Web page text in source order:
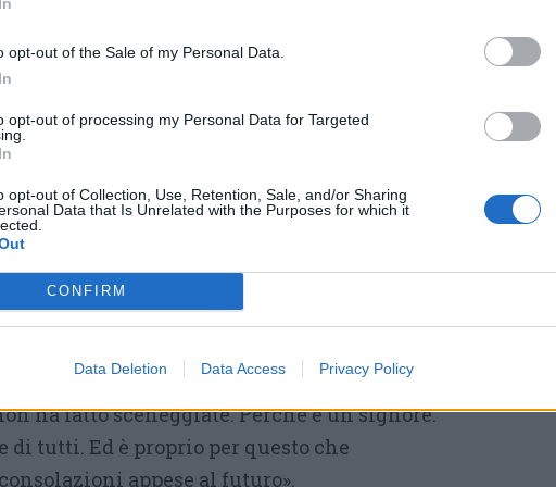
opt-out of the Sale of my Personal Data.
opt-out of processing my Personal Data for Targeted
opt-out of Collection, Use, Retention, Sale, and/or Sharing
Data that Is Unrelated with the Purposes for which it
CONFIRM
Data Deletion Data Access Privacy Policy
disturba qualche equilibrio? E
come liste civiche, fresche,
come nella più consumata spartizione
in discussione chi ha vinto. Il punto è un
solo un simbolo, una coalizione, una
Ha indicato anche una persona
del territorio. E quella persona, lo sanno
giorni l’hanno incontrata, Franco
amareggiata. Non ha alzato la voce,
ha fatto sceneggiate. Perché è un signore.
di tutti. Ed è proprio per questo che
appese al futuro».